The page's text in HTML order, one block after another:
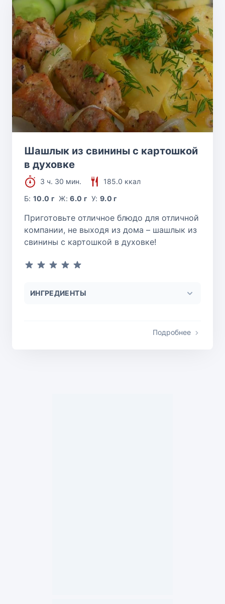
Шашлык из свинины с картошкой
в духовке
3 ч. 30 мин.
185.0 ккал
Б:10.0 г Ж:6.0 г У:9.0 г
Приготовьте отличное блюдо для отличной
компании, не выходя из дома – шашлык из
свинины с картошкой в духовке!
ИНГРЕДИЕНТЫ
Подробнее